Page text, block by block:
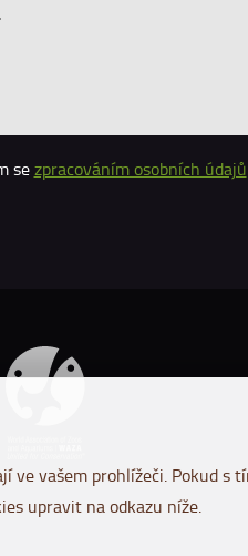
sezpracováním osobních údajů
ve vašem prohlížeči. Pokud
upravit na odkazu níže.